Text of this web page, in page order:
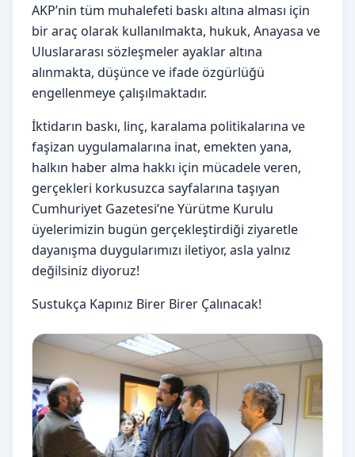
AKP’nin tüm muhalefeti baskı altına alması için
bir araç olarak kullanılmakta, hukuk, Anayasa ve
Uluslararası sözleşmeler ayaklar altına
alınmakta, düşünce ve ifade özgürlüğü
engellenmeye çalışılmaktadır.
İktidarın baskı, linç, karalama politikalarına ve
faşizan uygulamalarına inat, emekten yana,
halkın haber alma hakkı için mücadele veren,
gerçekleri korkusuzca sayfalarına taşıyan
Cumhuriyet Gazetesi’ne Yürütme Kurulu
üyelerimizin bugün gerçekleştirdiği ziyaretle
dayanışma duygularımızı iletiyor, asla yalnız
değilsiniz diyoruz!
Sustukça Kapınız Birer Birer Çalınacak!